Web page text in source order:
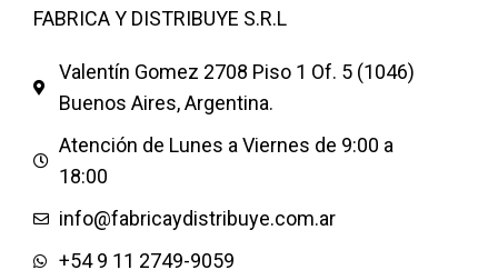
PRECIOS POR
NENA o VARON SON
HERMOSAS NUEVO MODELO
Mas modelos de pantuflas
FABRICA Y DISTRIBUYE S.R.L
Valentín Gomez 2708 Piso 1 Of. 5 (1046)
Buenos Aires, Argentina.
Atención de Lunes a Viernes de 9:00 a
18:00
info@fabricaydistribuye.com.ar
+54 9 11 2749-9059